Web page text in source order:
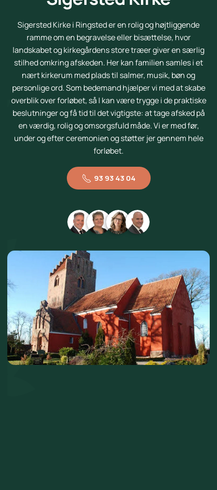
Sigersted Kirke i Ringsted er en rolig og højtliggende
ramme om en begravelse eller bisættelse, hvor
landskabet og kirkegårdens store træer giver en særlig
stilhed omkring afskeden. Her kan familien samles i et
nært kirkerum med plads til salmer, musik, bøn og
personlige ord. Som bedemand hjælper vi med at skabe
overblik over forløbet, så I kan være trygge i de praktiske
beslutninger og få tid til det vigtigste: at tage afsked på
en værdig, rolig og omsorgsfuld måde. Vi er med før,
under og efter ceremonien og støtter jer gennem hele
forløbet.
93 93 43 04